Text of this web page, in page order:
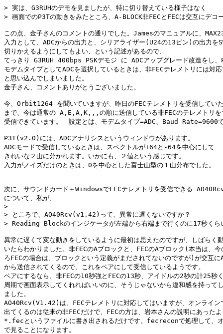
> 実は、G3RUHのデモを見ましたが、特に切り替えている様子はなく
> 画面でのP3Tの動きをみたところ、A-BLOCK非FECとFECは交互にデコ
この点、金子さんのコメントの通りでした。Jamesのマニュアルに、
入力として、ADCからの出力と、シリアライザー(U24の13ピン)の出力を
切りかえるようにしてもよい、という記述があるので、
てっきり G3RUH 400bps PSKデモジ に ADCアップグレード改造をし、
モデムタイプとしてADCを選択しているときは、非FECテレメトリには対
と思い込んでしまいました。
金子さん、コメントありがとうございました。
今、Orbit1264 を聞いていますが、昨日のFECテレメトリを受信してい
まで、今は通常の A,E,A,K,,,の順に送信している非FECのテレメトリを
受信できています。　設定とは、モデムタイプ=ADC、Baud Rate=9600
P3T(v2.0)には、ADCアナリシスというウィンドウがあります。
ADCモードで受信しているときは、スペクトルが+64と-64を中心にして
きれいな２山に分かれます。いかにも、２値という感じです。
入力がノイズだけのときは、0を中心とした富士山型の１山分布でした。
次に、サウンドカード＋WindowsでFECテレメトリを受信できる
について、私が、
>
> ところで、AO40Rcv(v1.42)って、異常に遅くないですか？
> Reading Blockのインジケータが左端から右端まで行くのに17秒くら
異常に遅くて変な動きをしているように最初は思えたのですが、しばらく
いたらわかりました。非FECのAブロックと、FECのAブロック(本当は、今
ろFECの場合は、ブロックという定義がまだされてないのですが)が交互
から送信されてくるので、これをペアにして受信しているようです。
ペアにするなら、非FECの10秒強とFECの13秒、アイドルの2秒の計25秒
周期で画面表示してくれればいいのに、そうじゃないから違和感を持って
ました。
AO40Rcv(V1.42)は、FECテレメトリに対応してはいますが、オンライン
出てくるのは従来の非FECだけで、FECの方は、岩本さんの説明にあった
*.fecというファイルに書き出されるだけです。fecreconで処理して、
で見ることになります。